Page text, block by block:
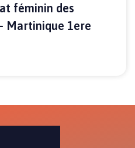
féminin des
Martinique 1ere